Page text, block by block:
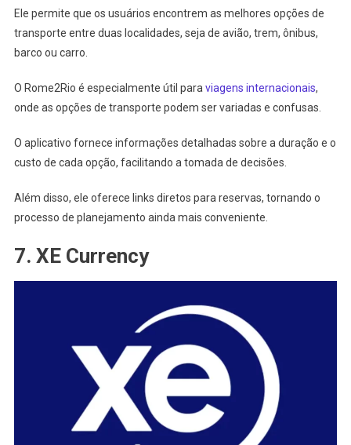
Ele permite que os usuários encontrem as melhores opções de
transporte entre duas localidades, seja de avião, trem, ônibus,
barco ou carro.
O Rome2Rio é especialmente útil para viagens internacionais,
onde as opções de transporte podem ser variadas e confusas.
O aplicativo fornece informações detalhadas sobre a duração e o
custo de cada opção, facilitando a tomada de decisões.
Além disso, ele oferece links diretos para reservas, tornando o
processo de planejamento ainda mais conveniente.
7. XE Currency